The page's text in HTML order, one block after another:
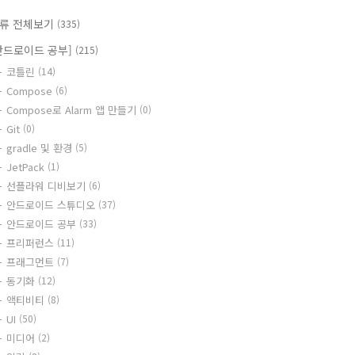
전체보기 (335)
드로이드 공부] (215)
코틀린 (14)
Compose (6)
Compose로 Alarm 앱 만들기 (0)
Git (0)
gradle 및 환경 (5)
JetPack (1)
선플라워 디비보기 (6)
안드로이드 스튜디오 (37)
안드로이드 공부 (33)
프리퍼런스 (11)
프래그먼트 (7)
동기화 (12)
액티비티 (8)
UI (50)
미디어 (2)